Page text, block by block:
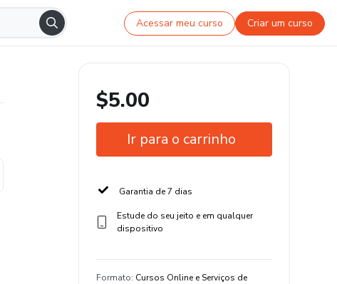
Acessar meu curso Criar um curso
$5.00
Ir para o carrinho
Garantia de 7 dias
Estude do seu jeito e em qualquer
dispositivo
Formato: Cursos Online e Serviços de